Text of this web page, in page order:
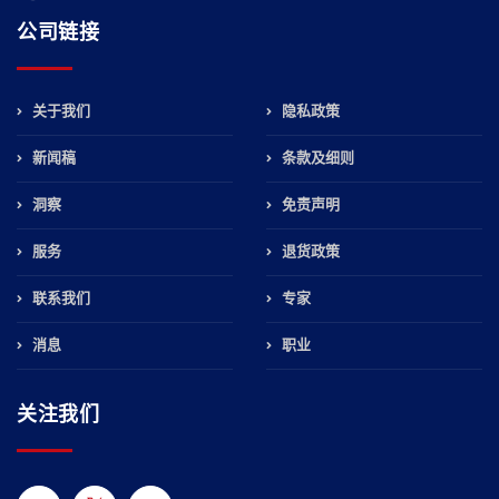
公司链接
关于我们
新闻稿
洞察
服务
联系我们
消息
隐私政策
条款及细则
免责声明
退货政策
专家
职业
关注我们